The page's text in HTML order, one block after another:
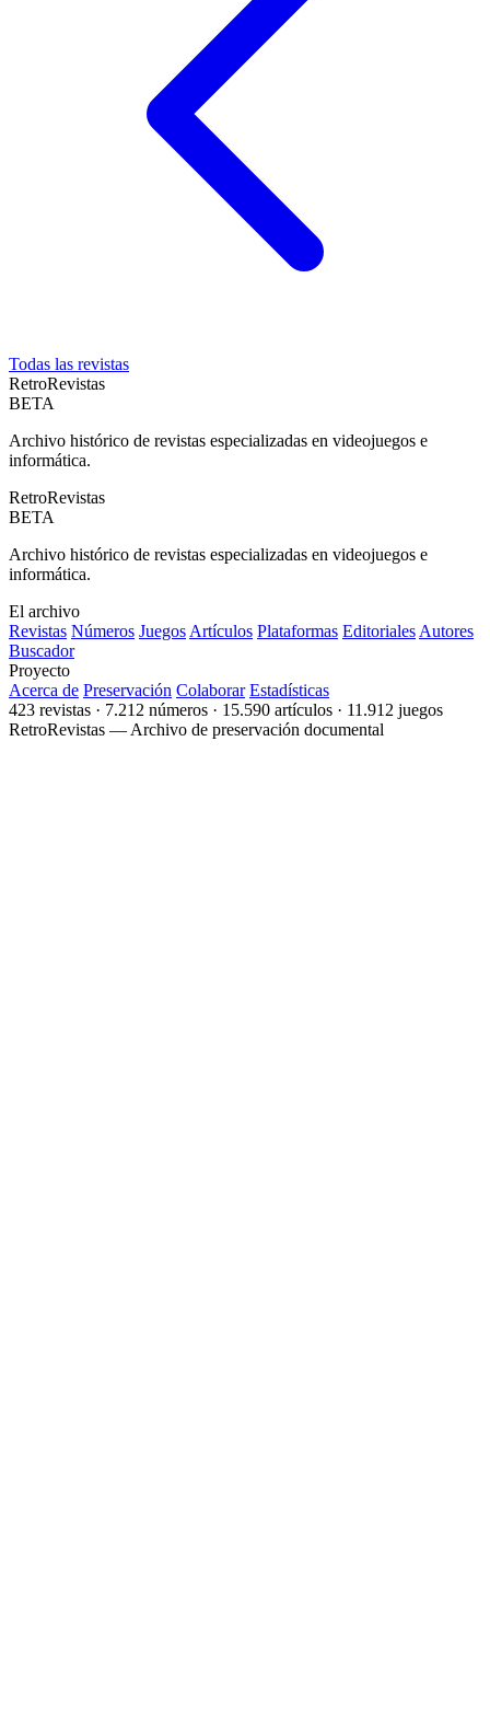
Todas las revistas
RetroRevistas
BETA
Archivo histórico de revistas especializadas en videojuegos e
informática.
RetroRevistas
BETA
Archivo histórico de revistas especializadas en videojuegos e
informática.
El archivo
Revistas Números Juegos Artículos Plataformas Editoriales Autores
Buscador
Proyecto
Acerca de Preservación Colaborar Estadísticas
423 revistas · 7.212 números · 15.590 artículos · 11.912 juegos
RetroRevistas — Archivo de preservación documental